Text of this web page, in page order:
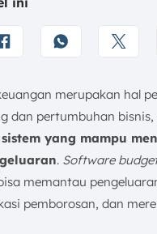
Solutions
Software Budgeting
Software Budgeting
merupakan hal
dan pertumbuhan bisnis,
yang mampu
. Software
memantau
pemborosan, dan